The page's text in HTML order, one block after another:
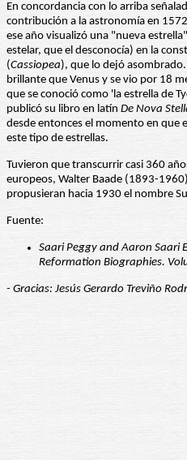
En concordancia con lo arriba
contribución a la astronomía en
ese año visualizó una "nueva
estelar, que el desconocía) en la
(Cassiopea), que lo dejó
brillante que Venus y se vio por 18
que se conoció como 'la estrella de
publicó su libro en latín De Nova
desde entonces el momento en que
este tipo de estrellas.
Tuvieron que transcurrir casi 360
europeos, Walter Baade (1893-
propusieran hacia 1930 el nombre
Fuente:
Saari Peggy and Aaron Saari
Reformation Biographies.
- Gracias: Jesús Gerardo Treviño